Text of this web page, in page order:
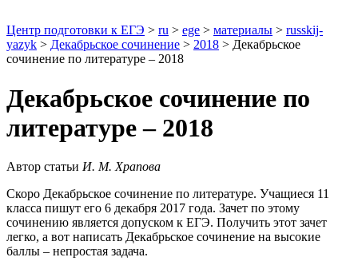
Центр подготовки к ЕГЭ > ru > ege > материалы > russkij-
yazyk > Декабрьское сочинение > 2018 > Декабрьское
сочинение по литературе – 2018
Декабрьское сочинение по
литературе – 2018
Автор статьи И. М. Храпова
Скоро Декабрьское сочинение по литературе. Учащиеся 11
класса пишут его 6 декабря 2017 года. Зачет по этому
сочинению является допуском к ЕГЭ. Получить этот зачет
легко, а вот написать Декабрьское сочинение на высокие
баллы – непростая задача.